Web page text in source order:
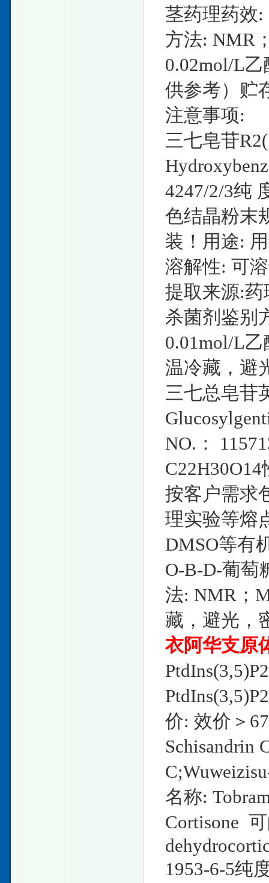
茎药理药效
方法: NMR
0.02mol/L
供参考）贮
注意事项:
三七皂苷
4247/2/3纯
色结晶粉末
装！用途:
溶解性: 可
提取来源:
杀菌剂鉴别
0.01mol/L
温冷藏，避
三七总皂苷
NO.：
按客户需求
理实验等熔
DMSO等有
O-Β-D-葡萄
法: NMR；
藏，避光，
衣阿华支原
价: 效价＞
Schisandrin
名称:
Cortisone
1953-6-5纯